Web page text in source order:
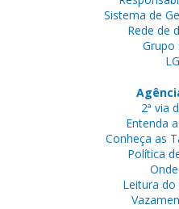
Sistema de
Rede de
Grupo
2ª via
Entenda
Conheça as
Política
Leitura